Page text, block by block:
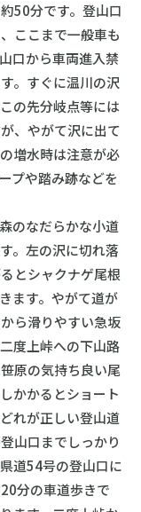
50分です。登山口
ここまで一般車も
口から車両進入禁
。すぐに温川の沢
の先分岐点等には
、やがて沢に出て
増水時は注意が必
プや踏み跡などを
のなだらかな小道
。左の沢に切れ落
とシャクナゲ尾根
ます。やがて道が
ら滑りやすい急坂
度上峠への下山路
原の気持ち良い尾
かかるとショート
れが正しい登山道
山口までしっかり
道54号の登山口に
分の車道歩きで